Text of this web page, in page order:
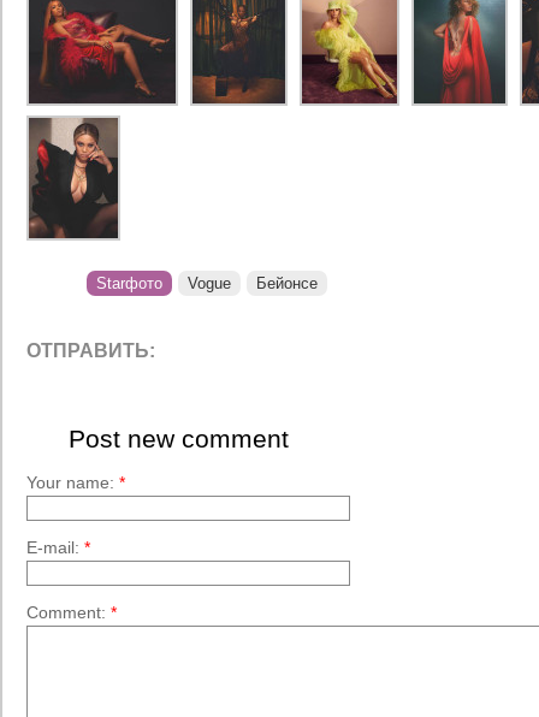
Starфото Vogue Бейонсе
ОТПРАВИТЬ:
Post new comment
Your name: *
E-mail: *
Comment: *